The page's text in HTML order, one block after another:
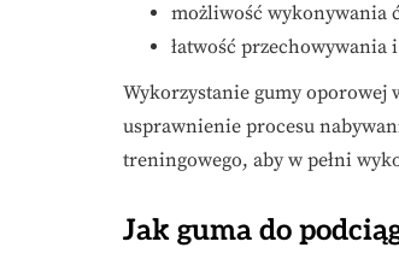
możliwość wykonywania
łatwość
Wykorzystanie gumy oporowej
usprawnienie procesu
treningowego, aby w pełni
Jak guma do